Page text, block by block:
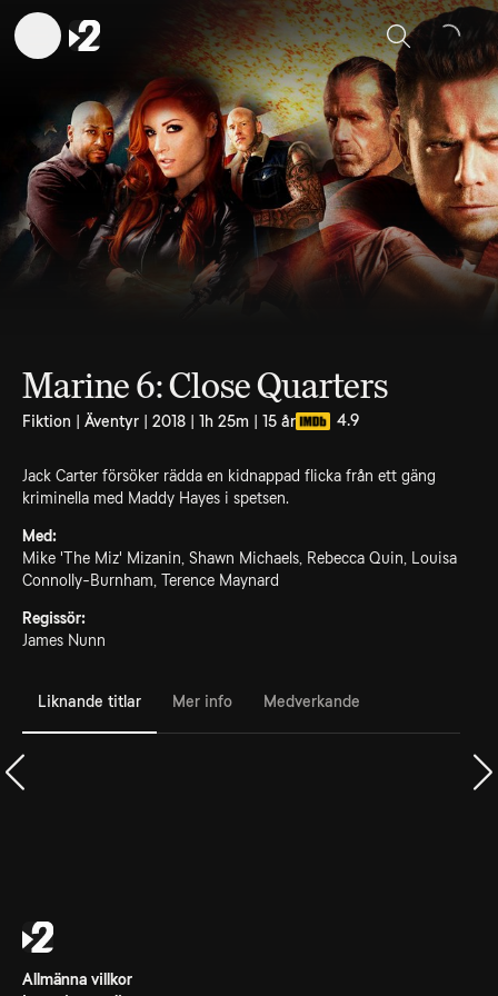
Sök
Marine 6: Close Quarters
Fiktion | Äventyr | 2018 | 1h 25m | 15 år 4.9
Jack Carter försöker rädda en kidnappad flicka från ett gäng
kriminella med Maddy Hayes i spetsen.
Med:
Mike 'The Miz' Mizanin, Shawn Michaels, Rebecca Quin, Louisa
Connolly-Burnham, Terence Maynard
Regissör:
James Nunn
Liknande titlar Mer info Medverkande
Allmänna villkor